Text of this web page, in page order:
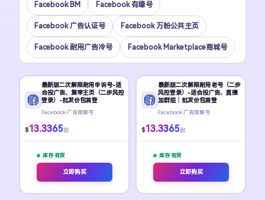
Facebook BM Facebook 有缘号
Facebook 广告认证号 Facebook 万粉公共主页
Facebook 耐用广告冷号 Facebook Marketplace商城号
最新版二次解限耐用申诉号-适
合投广告、复审主页（二步风控
登录）-批发价包首登
Facebook 广告限解号
$13.3365 起
库存 有货
立即购买
最新版二次解限耐用老号（二步
风控登录）-适合投广告、直播
加群组｜批发价包首登
Facebook 广告限解号
$13.3365 起
库存 有货
立即购买